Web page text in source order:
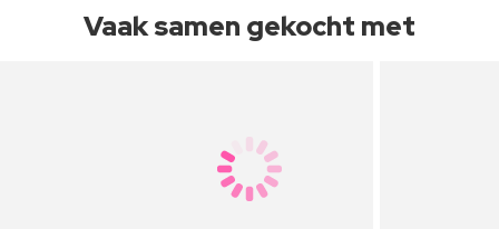
Vaak samen gekocht met